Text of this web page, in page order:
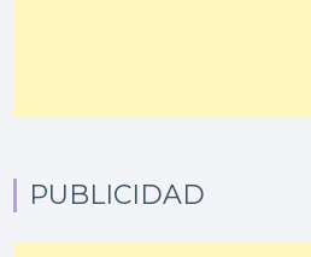
PUBLICIDAD